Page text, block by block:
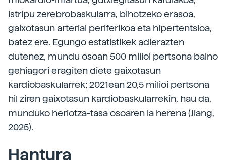
istripu zerebrobaskularra, bihotzeko erasoa,
gaixotasun arterial periferikoa eta hipertentsioa,
batez ere. Egungo estatistikek adierazten
dutenez, mundu osoan 500 milioi pertsona baino
gehiagori eragiten diete gaixotasun
kardiobaskularrek; 2021ean 20,5 milioi pertsona
hil ziren gaixotasun kardiobaskularrekin, hau da,
munduko heriotza-tasa osoaren ia herena (Jiang,
2025).
Hantura